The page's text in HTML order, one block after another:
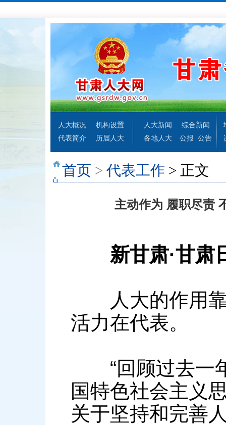
人大概况
机构设置
代表简介
历届人大
人大新闻
综合新闻
各地人大
公报 公告
首页 > 代表工作 > 正文
主动作为 履职尽责
新甘肃·甘肃
人大的作用靠
活力在代表。
“回顾过去一年
国特色社会主义
关于坚持和完善